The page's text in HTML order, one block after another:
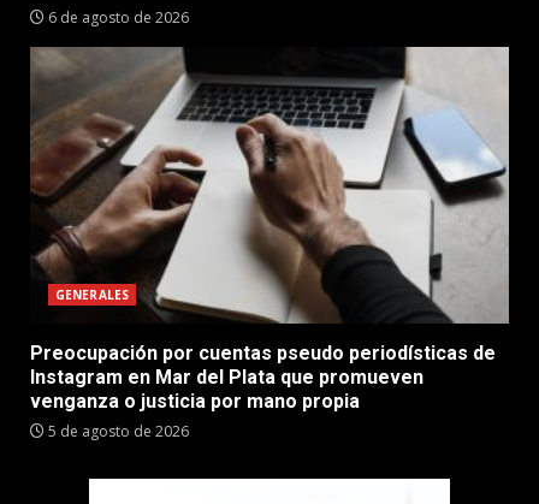
6 de agosto de 2026
GENERALES
Preocupación por cuentas pseudo periodísticas de
Instagram en Mar del Plata que promueven
venganza o justicia por mano propia
5 de agosto de 2026